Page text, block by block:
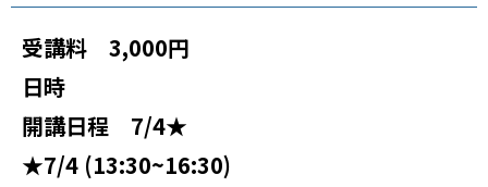
受講料
3,000円
日時
開講日程
7/4★
★7/4 (13:30~16:30)